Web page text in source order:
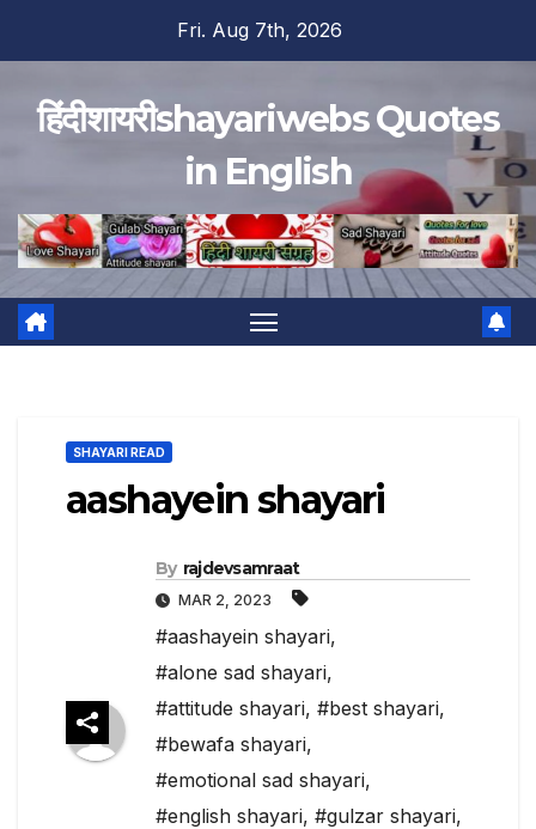
Fri. Aug 7th, 2026
हिंदीशायरीshayariwebs Quotes
in English
SHAYARI READ
aashayein shayari
By rajdevsamraat
MAR 2, 2023
#aashayein shayari,
#alone sad shayari,
#attitude shayari, #best shayari,
#bewafa shayari,
#emotional sad shayari,
#english shayari, #gulzar shayari,